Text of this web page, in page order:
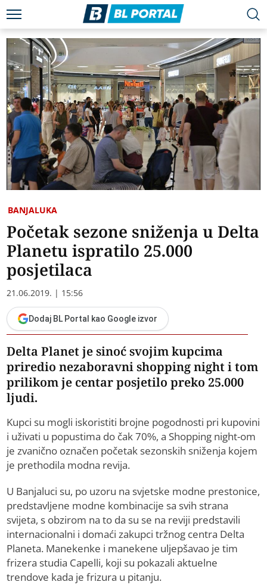
BANJALUKA
Početak sezone sniženja u Delta
Planetu ispratilo 25.000
posjetilaca
21.06.2019. | 15:56
Dodaj BL Portal kao Google izvor
​Delta Planet je sinoć svojim kupcima
priredio nezaboravni shopping night i tom
prilikom je centar posjetilo preko 25.000
ljudi.
Kupci su mogli iskoristiti brojne pogodnosti pri kupovini
i uživati u popustima do čak 70%, a Shopping night-om
je zvanično označen početak sezonskih sniženja kojem
je prethodila modna revija.
U Banjaluci su, po uzoru na svjetske modne prestonice,
predstavljene modne kombinacije sa svih strana
svijeta, s obzirom na to da su se na reviji predstavili
internacionalni i domaći zakupci tržnog centra Delta
Planeta. Manekenke i manekene uljepšavao je tim
frizera studia Capelli, koji su pokazali aktuelne
trendove kada je frizura u pitanju.